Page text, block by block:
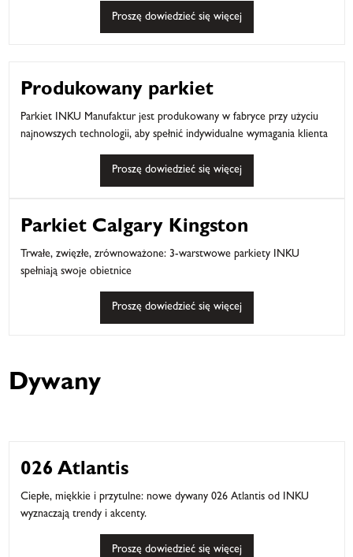
Proszę dowiedzieć się więcej
Produkowany parkiet
Parkiet INKU Manufaktur jest produkowany w fabryce przy użyciu
najnowszych technologii, aby spełnić indywidualne wymagania klienta
Proszę dowiedzieć się więcej
Parkiet Calgary Kingston
Trwałe, zwięzłe, zrównoważone: 3-warstwowe parkiety INKU
spełniają swoje obietnice
Proszę dowiedzieć się więcej
Dywany
026 Atlantis
Ciepłe, miękkie i przytulne: nowe dywany 026 Atlantis od INKU
wyznaczają trendy i akcenty.
Proszę dowiedzieć się więcej